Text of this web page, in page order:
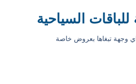
السياحية
وجهة تبغاها بعروض خاصة